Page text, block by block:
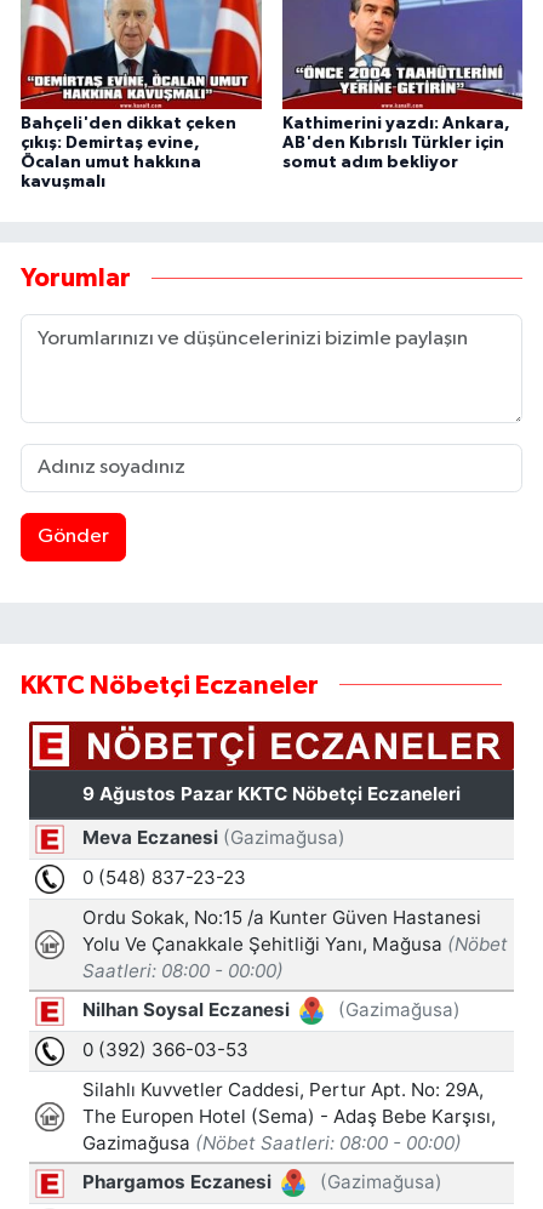
Bahçeli'den dikkat çeken
çıkış: Demirtaş evine,
Öcalan umut hakkına
kavuşmalı
Kathimerini yazdı: Ankara,
AB'den Kıbrıslı Türkler için
somut adım bekliyor
Yorumlar
Gönder
KKTC Nöbetçi Eczaneler